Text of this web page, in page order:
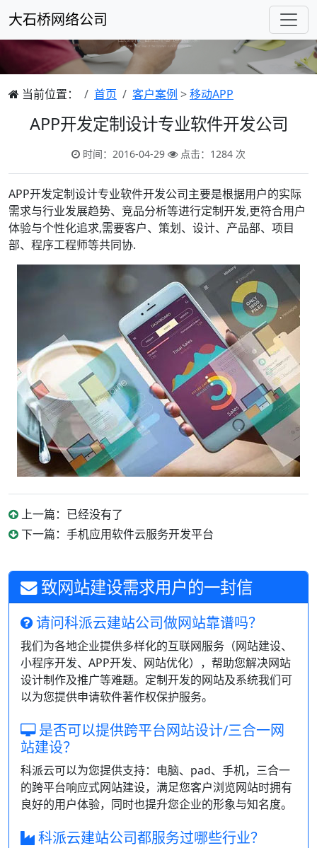
大石桥网络公司
当前位置： 首页 客户案例 >移动APP
APP开发定制设计专业软件开发公司
时间：2016-04-29 点击：1284 次
APP开发定制设计专业软件开发公司主要是根据用户的实际
需求与行业发展趋势、竞品分析等进行定制开发,更符合用户
体验与个性化追求,需要客户、策划、设计、产品部、项目
部、程序工程师等共同协.
上一篇：已经没有了
下一篇：手机应用软件云服务开发平台
致网站建设需求用户的一封信
请问科派云建站公司做网站靠谱吗？
我们为各地企业提供多样化的互联网服务（网站建设、
小程序开发、APP开发、网站优化），帮助您解决网站
设计制作及推广等难题。定制开发的网站及系统我们可
以为您提供申请软件著作权保护服务。
是否可以提供跨平台网站设计/三合一网
站建设？
科派云可以为您提供支持：电脑、pad、手机，三合一
的跨平台响应式网站建设，满足您客户浏览网站时拥有
良好的用户体验，同时也提升您企业的形象与知名度。
科派云建站公司都服务过哪些行业？